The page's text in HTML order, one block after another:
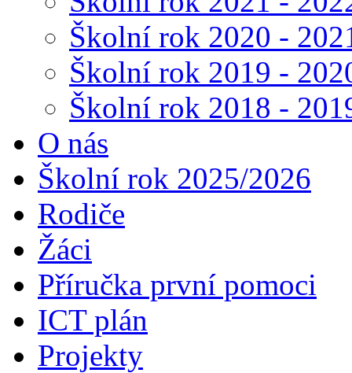
Školní rok 2020 -
Školní rok 2019 -
Školní rok 2018 -
O nás
Školní rok 2025/2026
Rodiče
Žáci
Příručka první pomoci
ICT plán
Projekty